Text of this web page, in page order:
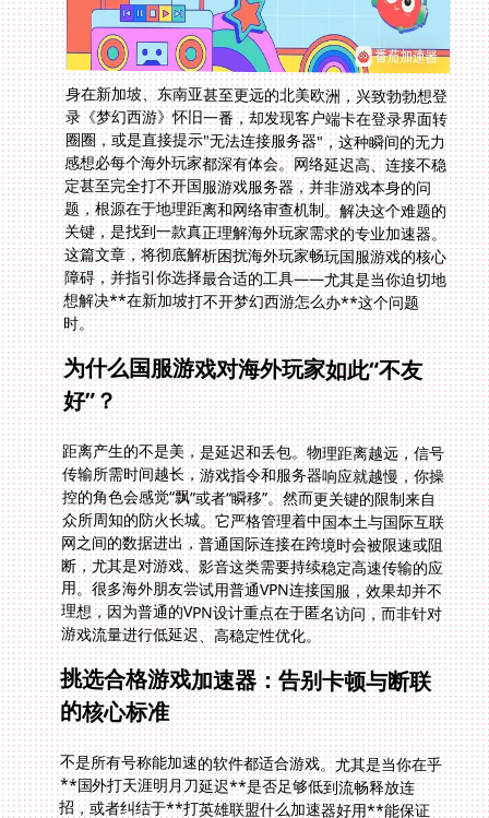
身在新加坡、东南亚甚至更远的北美欧洲，兴致勃勃想登
录《梦幻西游》怀旧一番，却发现客户端卡在登录界面转
圈圈，或是直接提示"无法连接服务器"，这种瞬间的无力
感想必每个海外玩家都深有体会。网络延迟高、连接不稳
定甚至完全打不开国服游戏服务器，并非游戏本身的问
题，根源在于地理距离和网络审查机制。解决这个难题的
关键，是找到一款真正理解海外玩家需求的专业加速器。
这篇文章，将彻底解析困扰海外玩家畅玩国服游戏的核心
障碍，并指引你选择最合适的工具——尤其是当你迫切地
想解决**在新加坡打不开梦幻西游怎么办**这个问题
时。
为什么国服游戏对海外玩家如此“不友
好”？
距离产生的不是美，是延迟和丢包。物理距离越远，信号
传输所需时间越长，游戏指令和服务器响应就越慢，你操
控的角色会感觉“飘”或者“瞬移”。然而更关键的限制来自
众所周知的防火长城。它严格管理着中国本土与国际互联
网之间的数据进出，普通国际连接在跨境时会被限速或阻
断，尤其是对游戏、影音这类需要持续稳定高速传输的应
用。很多海外朋友尝试用普通VPN连接国服，效果却并不
理想，因为普通的VPN设计重点在于匿名访问，而非针对
游戏流量进行低延迟、高稳定性优化。
挑选合格游戏加速器：告别卡顿与断联
的核心标准
不是所有号称能加速的软件都适合游戏。尤其是当你在乎
**国外打天涯明月刀延迟**是否足够低到流畅释放连
招，或者纠结于**打英雄联盟什么加速器好用**能保证